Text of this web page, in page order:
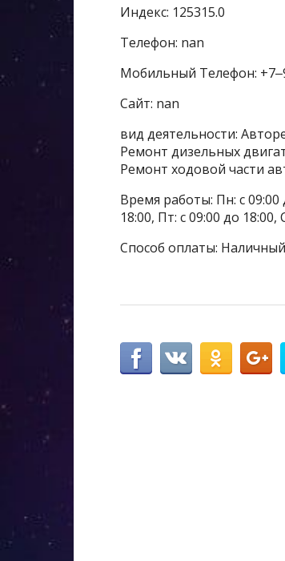
Индекс: 125315.0
Телефон: nan
Мобильный Телефон:
Сайт: nan
вид деятельности:
Ремонт дизельных
Ремонт ходовой части
Время работы: Пн: с 09:00
18:00, Пт: с 09:00 до
Способ оплаты: